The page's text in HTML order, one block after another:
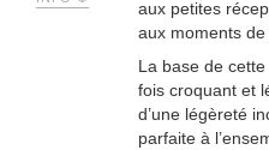
aux petites
aux moments de
La base de
fois croquant et
d’une légèreté
parfaite à